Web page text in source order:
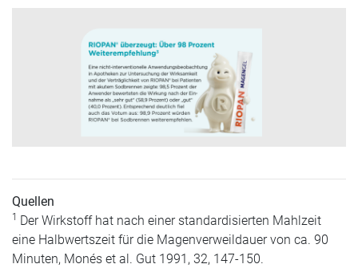
Quellen
1 Der Wirkstoff hat nach einer standardisierten Mahlzeit
eine Halbwertszeit für die Magenverweildauer von ca. 90
Minuten, Monés et al. Gut 1991, 32, 147-150.